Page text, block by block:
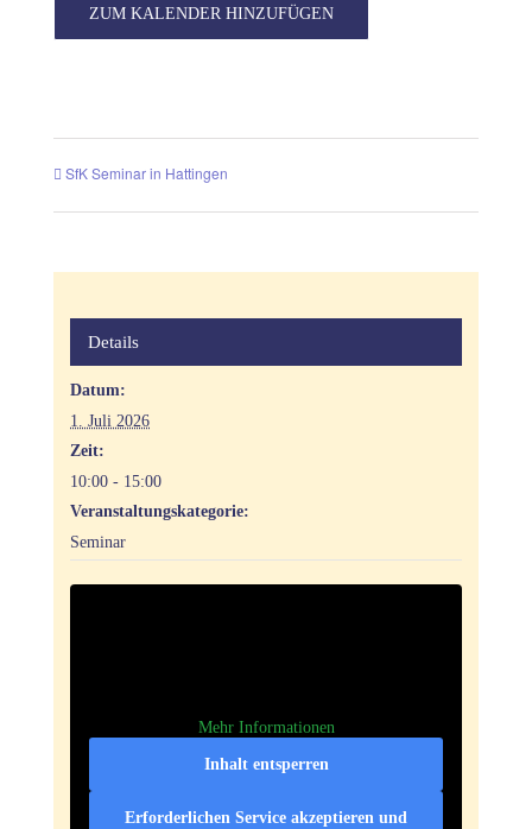
ZUM KALENDER HINZUFÜGEN
SfK Seminar in Hattingen
Details
Datum:
1. Juli 2026
Zeit:
10:00 - 15:00
Veranstaltungskategorie:
Seminar
Mehr Informationen
Inhalt entsperren
Erforderlichen Service akzeptieren und